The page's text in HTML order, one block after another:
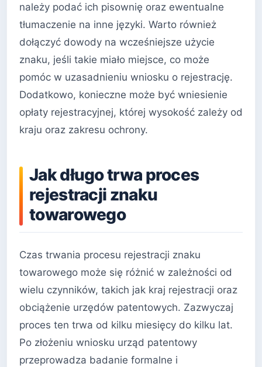
należy podać ich pisownię oraz ewentualne
tłumaczenie na inne języki. Warto również
dołączyć dowody na wcześniejsze użycie
znaku, jeśli takie miało miejsce, co może
pomóc w uzasadnieniu wniosku o rejestrację.
Dodatkowo, konieczne może być wniesienie
opłaty rejestracyjnej, której wysokość zależy od
kraju oraz zakresu ochrony.
Jak długo trwa proces
rejestracji znaku
towarowego
Czas trwania procesu rejestracji znaku
towarowego może się różnić w zależności od
wielu czynników, takich jak kraj rejestracji oraz
obciążenie urzędów patentowych. Zazwyczaj
proces ten trwa od kilku miesięcy do kilku lat.
Po złożeniu wniosku urząd patentowy
przeprowadza badanie formalne i